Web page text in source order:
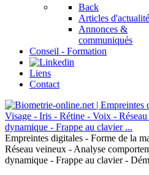
Back
Articles d'actualité
Annonces &
communiqués
Conseil - Formation
Liens
Contact
Empreintes digitales - Forme de la
Réseau veineux - Analyse
dynamique - Frappe au clavier -